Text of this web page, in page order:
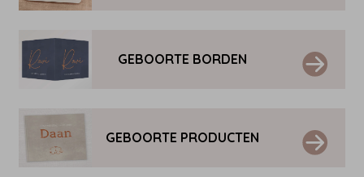
GEBOORTE BORDEN
GEBOORTE PRODUCTEN